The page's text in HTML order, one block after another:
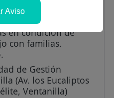
para la
en condición de
con familias.
de Gestión
(Av. los Eucaliptos
Ventanilla)
Aviso